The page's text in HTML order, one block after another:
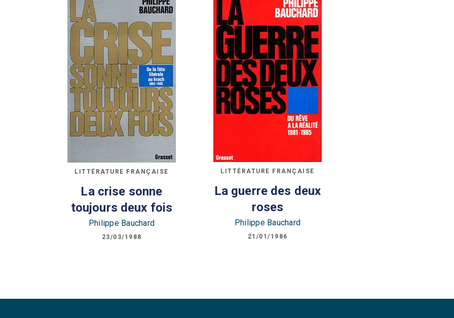
LITTÉRATURE FRANÇAISE
La crise sonne
toujours deux fois
Philippe Bauchard
23/03/1988
LITTÉRATURE FRANÇAISE
La guerre des deux
roses
Philippe Bauchard
21/01/1986